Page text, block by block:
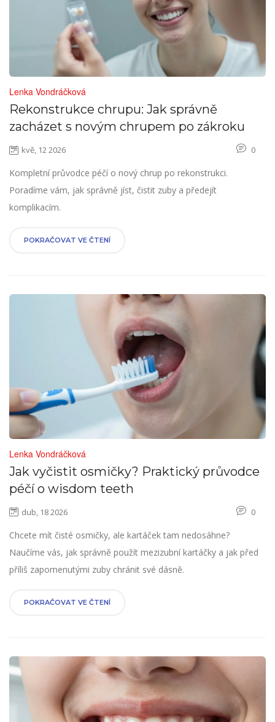
Lenka Vondráčková
Rekonstrukce chrupu: Jak správně
zacházet s novým chrupem po zákroku
kvě, 12 2026 0
Kompletní průvodce péčí o nový chrup po rekonstrukci.
Poradíme vám, jak správně jíst, čistit zuby a předejít
komplikacím.
POKRAČOVAT VE ČTENÍ
Lenka Vondráčková
Jak vyčistit osmičky? Praktický průvodce
péčí o wisdom teeth
dub, 18 2026 0
Chcete mít čisté osmičky, ale kartáček tam nedosáhne?
Naučíme vás, jak správně použít mezizubní kartáčky a jak před
příliš zapomenutými zuby chránit své dásně.
POKRAČOVAT VE ČTENÍ